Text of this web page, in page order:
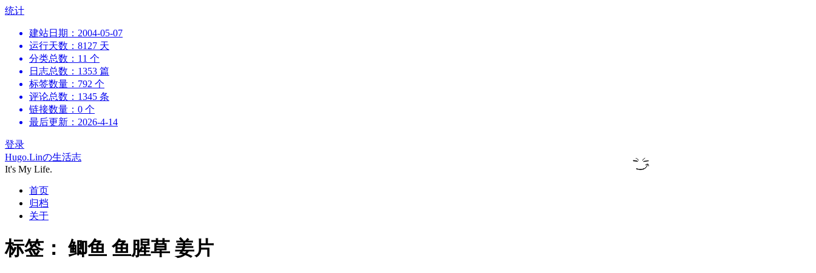
跳
统计
建站日期：2004-05-07
运行天数：8127 天
分类总数：11 个
日志总数：1353 篇
标签数量：792 个
评论总数：1345 条
链接数量：0 个
最后更新：2026-4-14
登录
Hugo.Linの生活志
It's My Life.
首页
归档
关于
标签： 鲫鱼 鱼腥草 姜片